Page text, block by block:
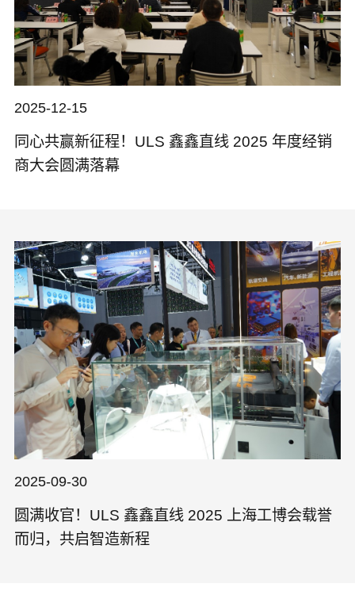
2025-12-15
同心共赢新征程！ULS 鑫鑫直线 2025 年度经销
商大会圆满落幕
2025-09-30
圆满收官！ULS 鑫鑫直线 2025 上海工博会载誉
而归，共启智造新程